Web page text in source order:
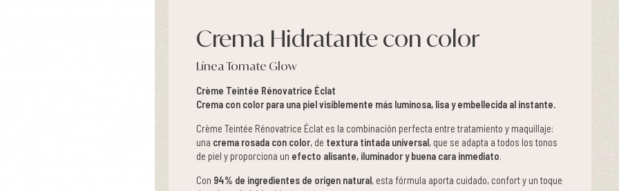
Crema Hidratante con color
Línea Tomate Glow
Crème Teintée Rénovatrice Éclat
Crema con color para una piel visiblemente más luminosa, lisa y embellecida al instante.
Crème Teintée Rénovatrice Éclat es la combinación perfecta entre tratamiento y maquillaje:
una crema rosada con color, de textura tintada universal, que se adapta a todos los tonos
de piel y proporciona un efecto alisante, iluminador y buena cara inmediato.
Con 94% de ingredientes de origen natural, esta fórmula aporta cuidado, confort y un toque